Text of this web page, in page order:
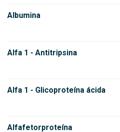
Albumina
Alfa 1 - Antitripsina
Alfa 1 - Glicoproteína ácida
Alfafetorproteína